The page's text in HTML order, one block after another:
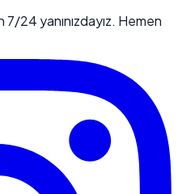
24 yanınızdayız. Hemen